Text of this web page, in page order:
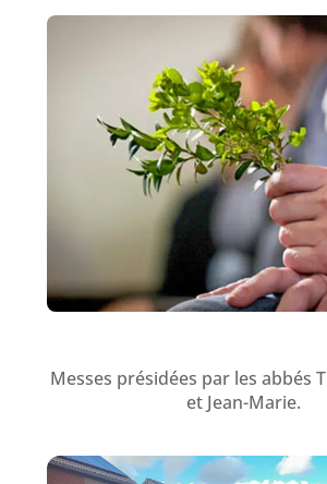
Messes présidées par les abbés
et Jean-Marie.